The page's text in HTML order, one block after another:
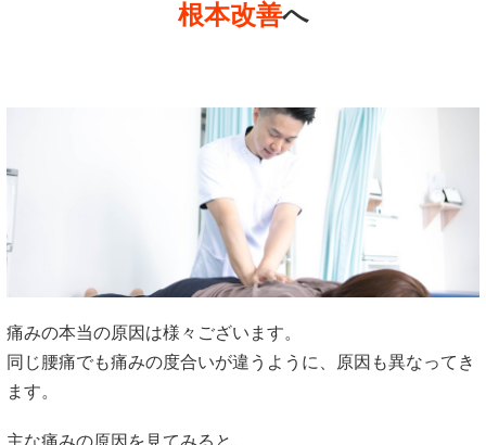
根本改善へ
痛みの本当の原因は様々ございます。
同じ腰痛でも痛みの度合いが違うように、原因も異なってき
ます。